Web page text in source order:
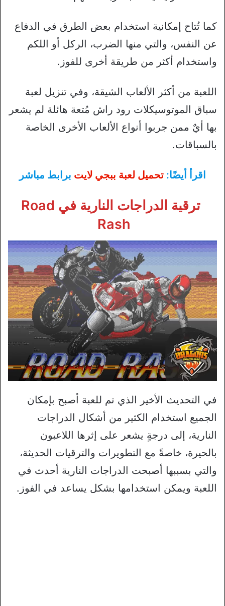
كما تُتاح إمكانية استخدام بعض الطرق في الدفاع
عن النفس، والتي منها الضرب، الركل أو اللكم
واستخدام أكثر من طريقة أخرى للفوز.
اللعبة من أكثر الألعاب الشيقة، وفي تنزيل لعبة
سباق الموتوسيكلات رود راش مُتعة هائلة لم يشعر
بها أيٌ ممن جربوا أنواع الألعاب الأخرى الخاصة
بالسباقات.
اقرأ أيضًا: تحميل لعبة ببجي لايت برابط مباشر
ترقية الدراجات النارية في Road
Rash
في التحديث الأخير الذي تم للعبة أصبح بإمكان
الجميع استخدام الكثير من أشكال الدراجات
النارية، إلى درجةٍ يشعر على إثرها اللاعبون
بالحيرة، خاصةً مع التطويرات والترقيات الحديثة،
والتي بسببها أصبحت الدراجات النارية أحدث في
اللعبة ويمكن استخدامها بشكل يساعد في الفوز.